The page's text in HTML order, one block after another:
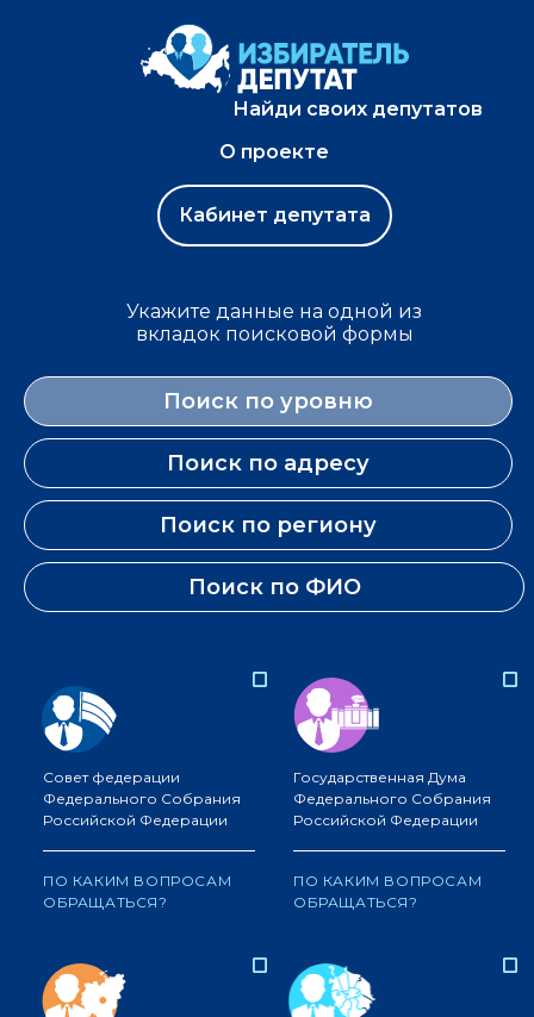
Найди своих депутатов
О проекте
Кабинет депутата
Укажите данные на одной из
вкладок поисковой формы
Поиск по уровню
Поиск по адресу
Поиск по региону
Поиск по ФИО
Совет федерации
Федерального Собрания
Российской Федерации
ПО КАКИМ ВОПРОСАМ
ОБРАЩАТЬСЯ?
Государственная Дума
Федерального Собрания
Российской Федерации
ПО КАКИМ ВОПРОСАМ
ОБРАЩАТЬСЯ?